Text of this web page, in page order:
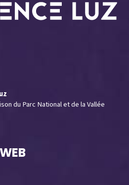
du Parc National et de la Vallée